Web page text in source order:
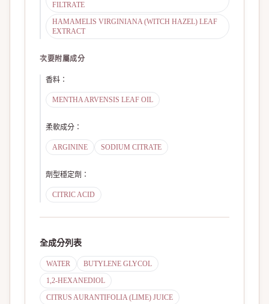
FILTRATE
HAMAMELIS VIRGINIANA (WITCH HAZEL) LEAF
EXTRACT
次要附屬成分
香料 ：
MENTHA ARVENSIS LEAF OIL
柔軟成分 ：
ARGININE SODIUM CITRATE
劑型穩定劑 ：
CITRIC ACID
全成分列表
WATER
BUTYLENE GLYCOL
1,2-HEXANEDIOL
CITRUS AURANTIFOLIA (LIME) JUICE